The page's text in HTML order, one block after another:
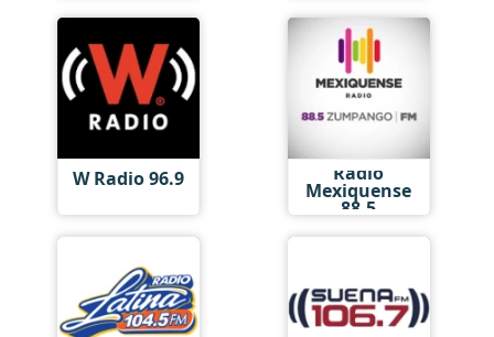
W Radio 96.9 Radio
Mexiquense
88.5